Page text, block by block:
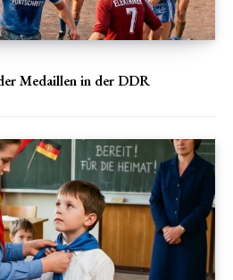
Medaillen in der DDR